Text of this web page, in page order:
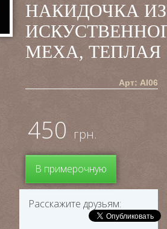
НАКИДОЧКА ИЗ
МЕХА, ТЕПЛАЯ
Арт: AI06
450 грн.
В примерочную
Расскажите друзьям: